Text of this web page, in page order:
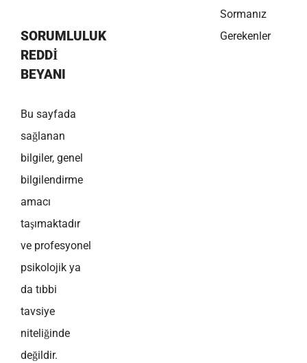
SORUMLULUK
REDDI
BEYANI
Bu sayfada
sağlanan
bilgiler, genel
bilgilendirme
amacı
taşımaktadır
ve profesyonel
psikolojik ya
da tıbbi
tavsiye
niteliğinde
değildir.
Sormanız
Gerekenler